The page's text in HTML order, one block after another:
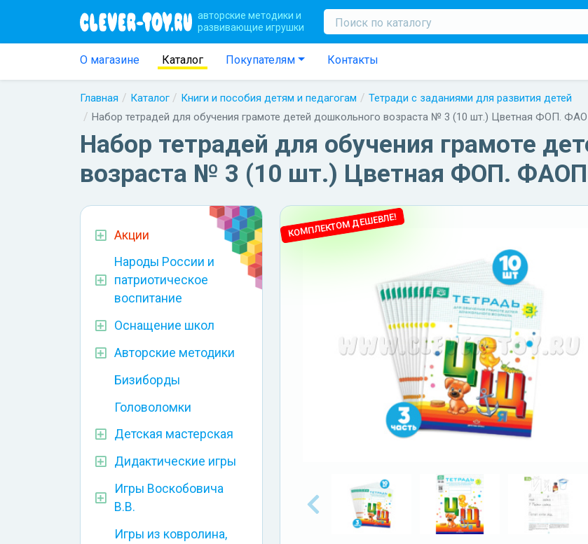
авторские методики и
развивающие игрушки
О магазине Каталог Покупателям Контакты
Главная Каталог Книги и пособия детям и педагогам
Тетради с заданиями для развития детей
Набор тетрадей для обучения грамоте детей дошкольного возраста № 3 (10 шт.) Цветная ФОП.
Набор тетрадей для обучения грамоте
возраста № 3 (10 шт.) Цветная ФОП.
Акции
Народы России и
патриотическое
воспитание
Оснащение школ
Авторские методики
Бизиборды
Головоломки
Детская мастерская
Дидактические игры
Игры Воскобовича
В.В.
Игры из ковролина,
КОМПЛЕКТОМ ДЕШЕВЛЕ!